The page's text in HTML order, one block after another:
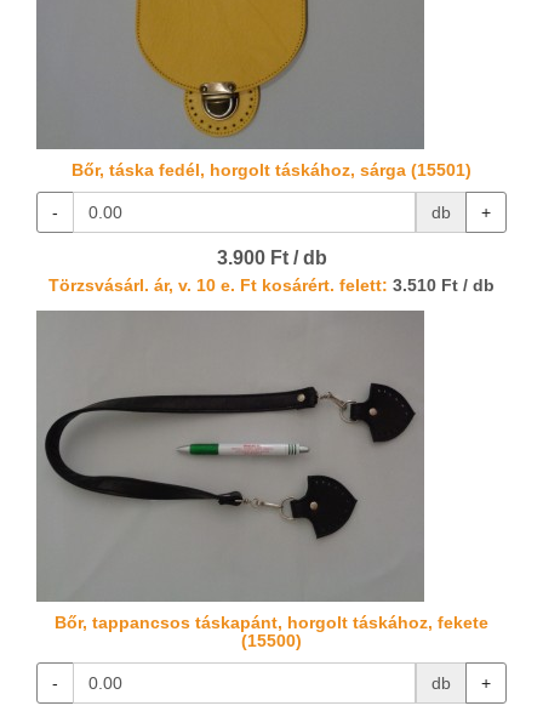
Bőr, táska fedél, horgolt táskához, sárga (15501)
- db +
3.900 Ft / db
Törzsvásárl. ár, v. 10 e. Ft kosárért. felett: 3.510 Ft / db
Bőr, tappancsos táskapánt, horgolt táskához, fekete
(15500)
- db +